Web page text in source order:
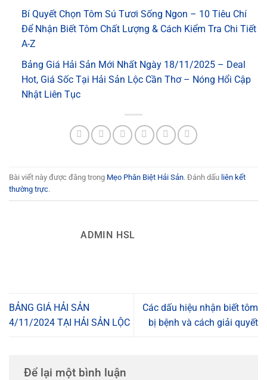
Bí Quyết Chọn Tôm Sú Tươi Sống Ngon – 10 Tiêu Chí
Để Nhận Biết Tôm Chất Lượng & Cách Kiểm Tra Chi Tiết
A-Z
Bảng Giá Hải Sản Mới Nhất Ngày 18/11/2025 – Deal
Hot, Giá Sốc Tại Hải Sản Lộc Cần Thơ – Nóng Hổi Cập
Nhật Liên Tục
Bài viết này được đăng trong Mẹo Phân Biệt Hải Sản. Đánh dấu liên kết
thường trực.
ADMIN HSL
BẢNG GIÁ HẢI SẢN
4/11/2024 TẠI HẢI SẢN LỘC
Các dấu hiệu nhận biết tôm
bị bệnh và cách giải quyết
Để lại một bình luận